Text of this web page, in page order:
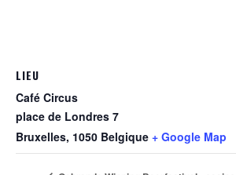
LIEU
Café Circus
place de Londres 7
Bruxelles, 1050 Belgique + Google Map